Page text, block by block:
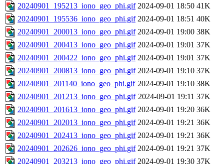
20240901_195213_iono_geo_phi.gif 2024-09-01 18:50 41K
20240901_195536_iono_geo_phi.gif 2024-09-01 18:51 40K
20240901_200013_iono_geo_phi.gif 2024-09-01 19:00 38K
20240901_200413_iono_geo_phi.gif 2024-09-01 19:01 37K
20240901_200422_iono_geo_phi.gif 2024-09-01 19:01 37K
20240901_200813_iono_geo_phi.gif 2024-09-01 19:10 37K
20240901_201140_iono_geo_phi.gif 2024-09-01 19:10 38K
20240901_201213_iono_geo_phi.gif 2024-09-01 19:11 37K
20240901_201613_iono_geo_phi.gif 2024-09-01 19:20 36K
20240901_202013_iono_geo_phi.gif 2024-09-01 19:21 36K
20240901_202413_iono_geo_phi.gif 2024-09-01 19:21 36K
20240901_202626_iono_geo_phi.gif 2024-09-01 19:21 37K
20240901_203213_iono_geo_phi.gif 2024-09-01 19:30 37K